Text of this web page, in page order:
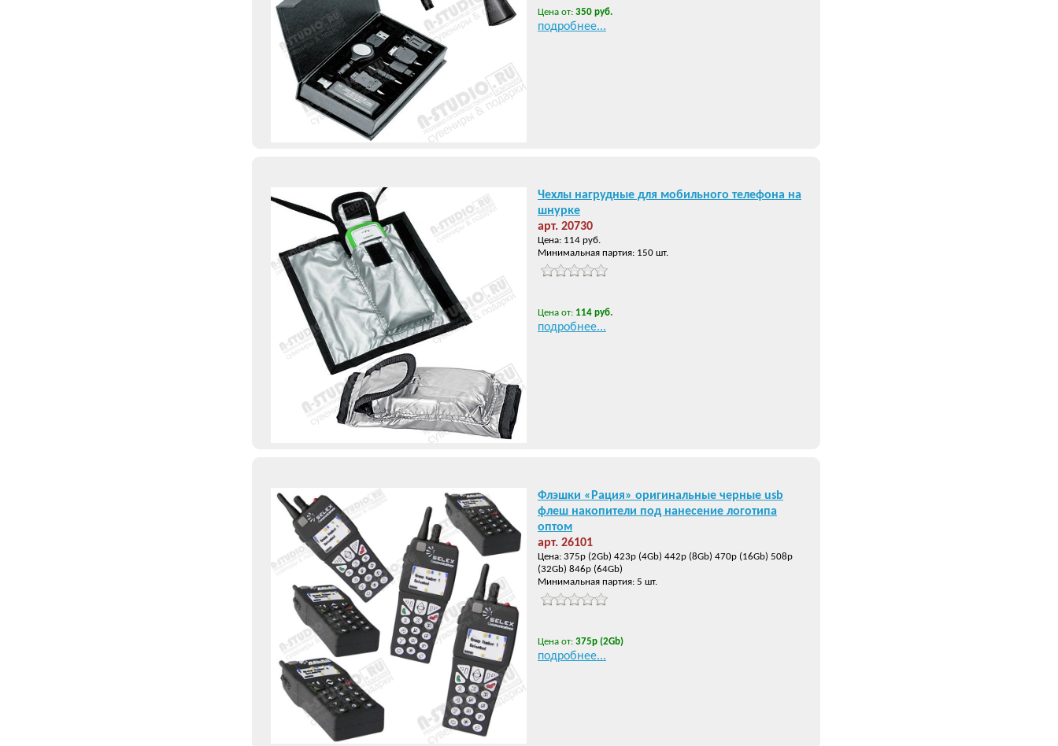
Цена от: 350 руб.
подробнее...
Чехлы нагрудные для мобильного телефона на
шнурке
арт. 20730
Цена: 114 руб.
Минимальная партия: 150 шт.
Цена от: 114 руб.
подробнее...
Флэшки «Рация» оригинальные черные usb
флеш накопители под нанесение логотипа
оптом
арт. 26101
Цена: 375р (2Gb) 423р (4Gb) 442р (8Gb) 470р (16Gb) 508р
(32Gb) 846р (64Gb)
Минимальная партия: 5 шт.
Цена от: 375р (2Gb)
подробнее...